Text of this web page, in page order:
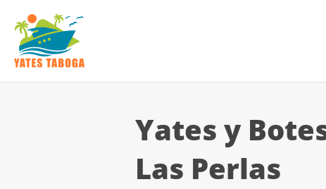
Yates y
Las Perlas